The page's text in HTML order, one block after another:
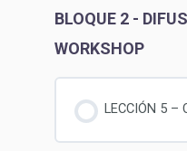
BLOQUE 2 -
WORKSHOP
LECCIÓN 5